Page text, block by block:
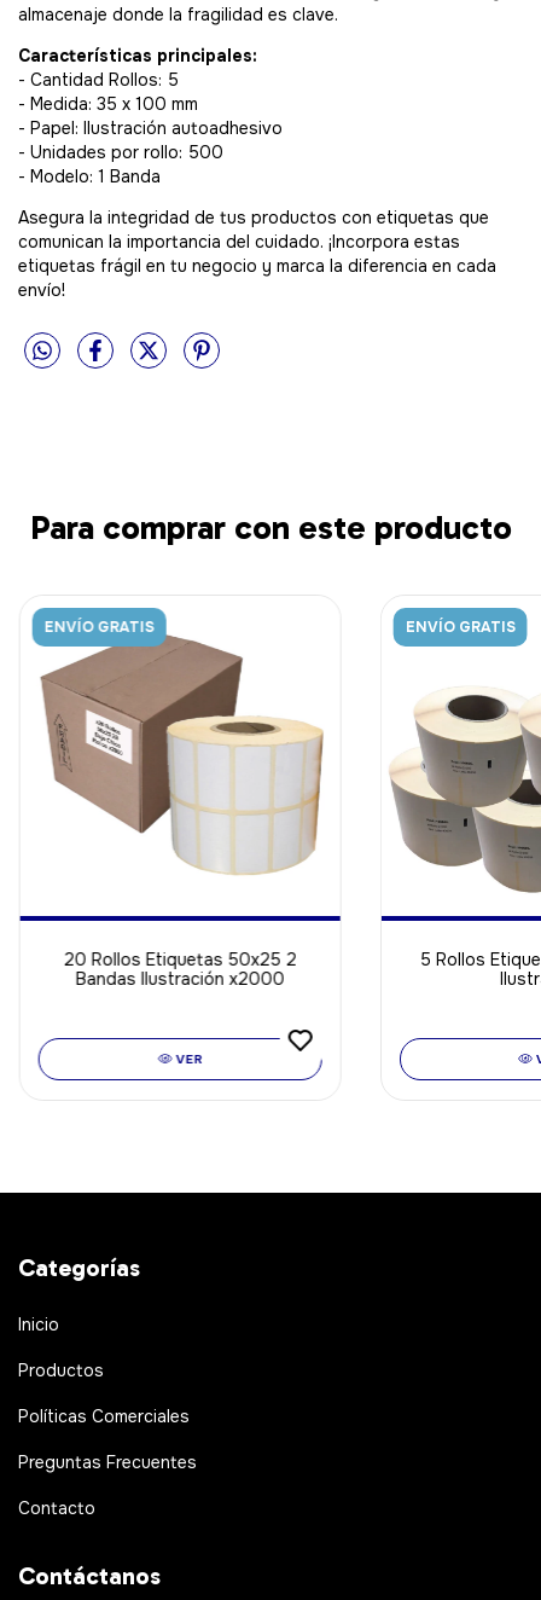
almacenaje donde la fragilidad es clave.
Características principales:
- Cantidad Rollos: 5
- Medida: 35 x 100 mm
- Papel: Ilustración autoadhesivo
- Unidades por rollo: 500
- Modelo: 1 Banda
Asegura la integridad de tus productos con etiquetas que
comunican la importancia del cuidado. ¡Incorpora estas
etiquetas frágil en tu negocio y marca la diferencia en cada
envío!
Para comprar con este producto
ENVÍO GRATIS
20 Rollos Etiquetas 50x25 2
Bandas Ilustración x2000
VER
ENVÍO GRATIS
5 Rollos
Categorías
Inicio
Productos
Políticas Comerciales
Preguntas Frecuentes
Contacto
Contáctanos